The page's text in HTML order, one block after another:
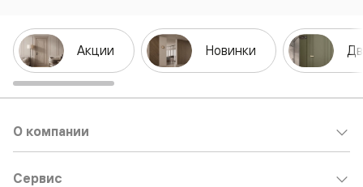
Акции Новинки
О компании
Сервис